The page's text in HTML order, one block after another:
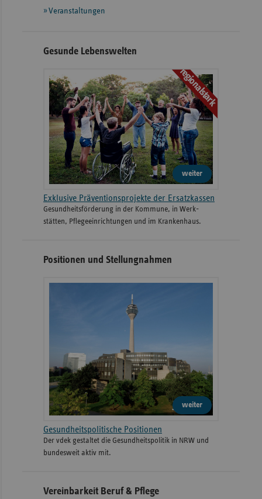
Veranstaltungen
Gesunde Lebenswelten
regionalstark
weiter
Exklusive Präventionsprojekte der Ersatzkassen
Gesund­heits­­förderung in der Kommune, in Werk­
stätten, Pflege­einrichtungen und im Kranken­haus.
Positionen und Stellungnahmen
weiter
Gesundheitspolitische Positionen
Der vdek gestaltet die Gesundheitspolitik in NRW und
bundesweit aktiv mit.
Vereinbarkeit Beruf & Pflege